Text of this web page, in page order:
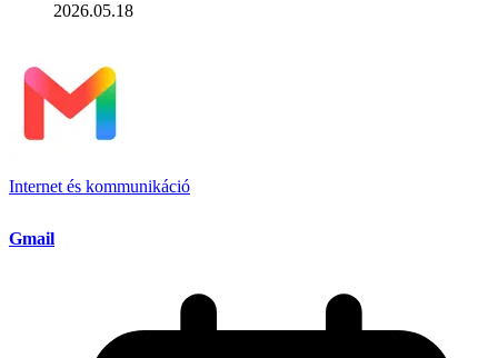
2026.05.18
Internet és kommunikáció
Gmail